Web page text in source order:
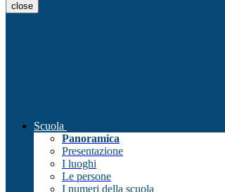
close
Scuola
Panoramica
Presentazione
I luoghi
Le persone
I numeri della scuola